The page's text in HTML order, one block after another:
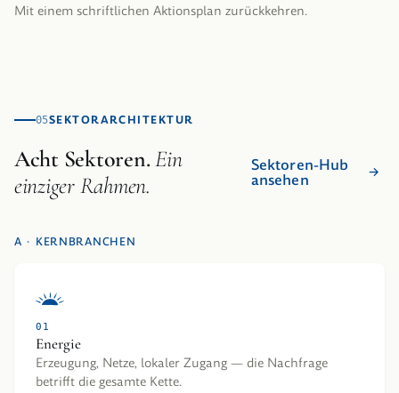
Mit einem schriftlichen Aktionsplan zurückkehren.
05SEKTORARCHITEKTUR
Acht Sektoren.Ein
einziger Rahmen.
Sektoren-Hub
ansehen
A · KERNBRANCHEN
01
Energie
Erzeugung, Netze, lokaler Zugang — die Nachfrage
betrifft die gesamte Kette.